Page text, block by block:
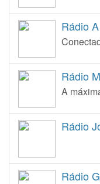
Rádio
Rádio
A
Rádio
Rádio